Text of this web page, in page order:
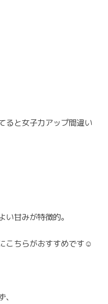
ると女子力アップ間違い
甘みが特徴的。
こちらがおすすめです☺︎